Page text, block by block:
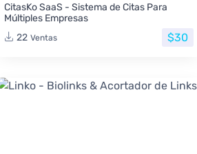
CitasKo SaaS - Sistema de Citas Para
Múltiples Empresas
22 Ventas $30